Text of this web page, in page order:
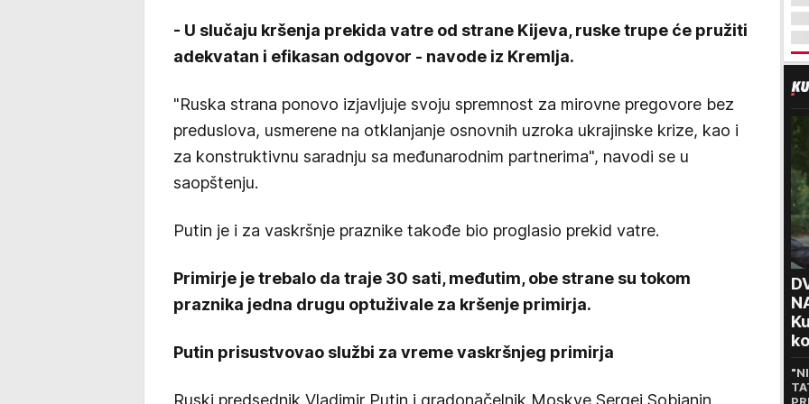
- U slučaju kršenja prekida vatre od strane Kijeva, ruske trupe će pružiti
adekvatan i efikasan odgovor - navode iz Kremlja.
"Ruska strana ponovo izjavljuje svoju spremnost za mirovne pregovore bez
preduslova, usmerene na otklanjanje osnovnih uzroka ukrajinske krize, kao i
za konstruktivnu saradnju sa međunarodnim partnerima", navodi se u
saopštenju.
Putin je i za vaskršnje praznike takođe bio proglasio prekid vatre.
Primirje je trebalo da traje 30 sati, međutim, obe strane su tokom
praznika jedna drugu optuživale za kršenje primirja.
Putin prisustvovao službi za vreme vaskršnjeg primirja
Ruski predsednik Vladimir Putin i gradonačelnik Moskve Sergej Sobjanin